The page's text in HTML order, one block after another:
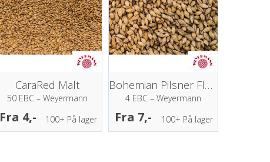
CaraRed Malt
50 EBC – Weyermann
Fra 4,- 100+ På lager
Bohemian Pilsner Floor Malt
4 EBC – Weyermann
Fra 7,- 100+ På lager